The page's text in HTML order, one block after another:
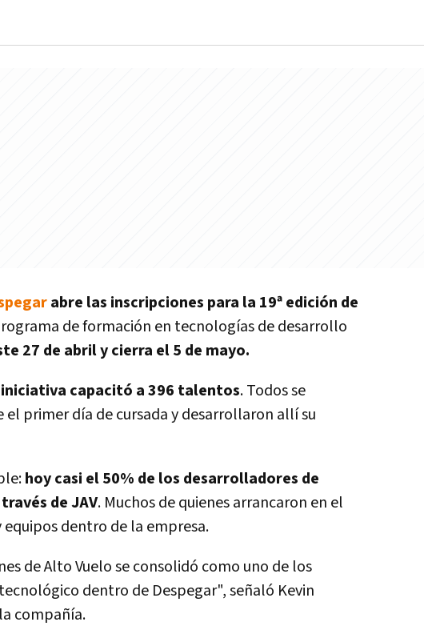
abre las inscripciones para la 19ª edición de
de formación en tecnologías de desarrollo
27 de abril y cierra el 5 de mayo.
capacitó a 396 talentos. Todos se
primer día de cursada y desarrollaron allí su
hoy casi el 50% de los desarrolladores de
de JAV. Muchos de quienes arrancaron en el
dentro de la empresa.
de Alto Vuelo se consolidó como uno de los
dentro de Despegar", señaló Kevin
compañía.